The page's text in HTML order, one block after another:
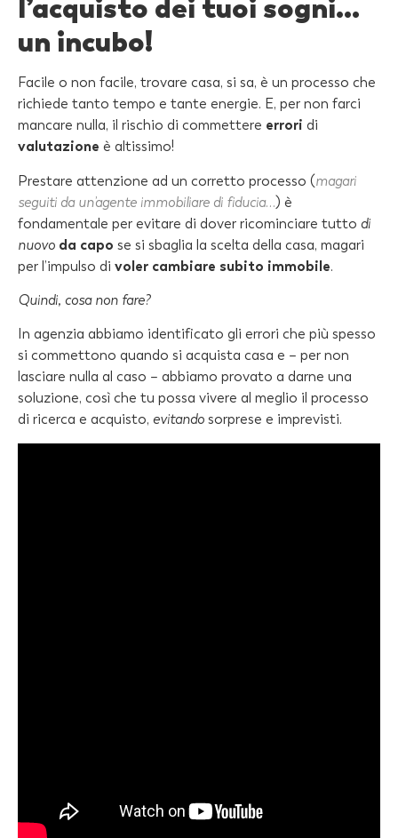
l’acquisto dei tuoi sogni…
un incubo!
Facile o non facile, trovare casa, si sa, è un processo che
richiede tanto tempo e tante energie. E, per non farci
mancare nulla, il rischio di commettere errori di
valutazione è altissimo!
Prestare attenzione ad un corretto processo (magari
seguiti da un’agente immobiliare di fiducia…) è
fondamentale per evitare di dover ricominciare tutto di
nuovo da capo se si sbaglia la scelta della casa, magari
per l’impulso di voler cambiare subito immobile.
Quindi, cosa non fare?
In agenzia abbiamo identificato gli errori che più spesso
si commettono quando si acquista casa e – per non
lasciare nulla al caso – abbiamo provato a darne una
soluzione, così che tu possa vivere al meglio il processo
di ricerca e acquisto, evitando sorprese e imprevisti.